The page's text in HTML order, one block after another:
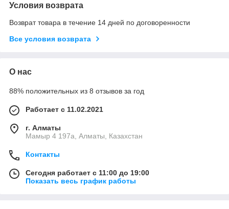
Условия возврата
Возврат товара в течение 14 дней по договоренности
Все условия возврата
О нас
88% положительных из 8 отзывов за год
Работает с 11.02.2021
г. Алматы
Мамыр 4 197а, Алматы, Казахстан
Контакты
Сегодня работает с 11:00 до 19:00
Показать весь график работы